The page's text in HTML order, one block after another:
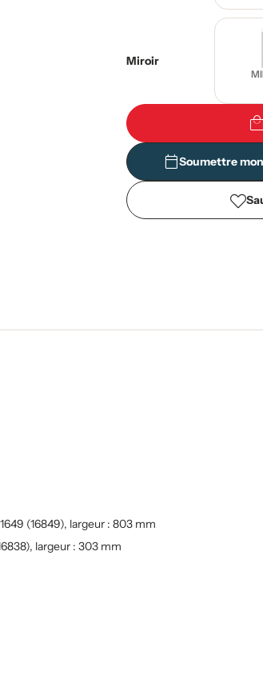
Miroir
Soumettre
(16849), largeur : 803 mm
largeur : 303 mm